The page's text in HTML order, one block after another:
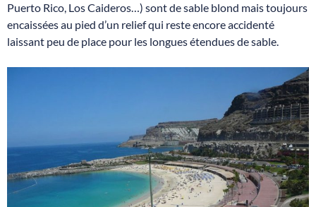
Puerto Rico, Los Caideros…) sont de sable blond mais toujours
encaissées au pied d’un relief qui reste encore accidenté
laissant peu de place pour les longues étendues de sable.